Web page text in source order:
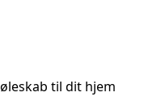
til dit hjem